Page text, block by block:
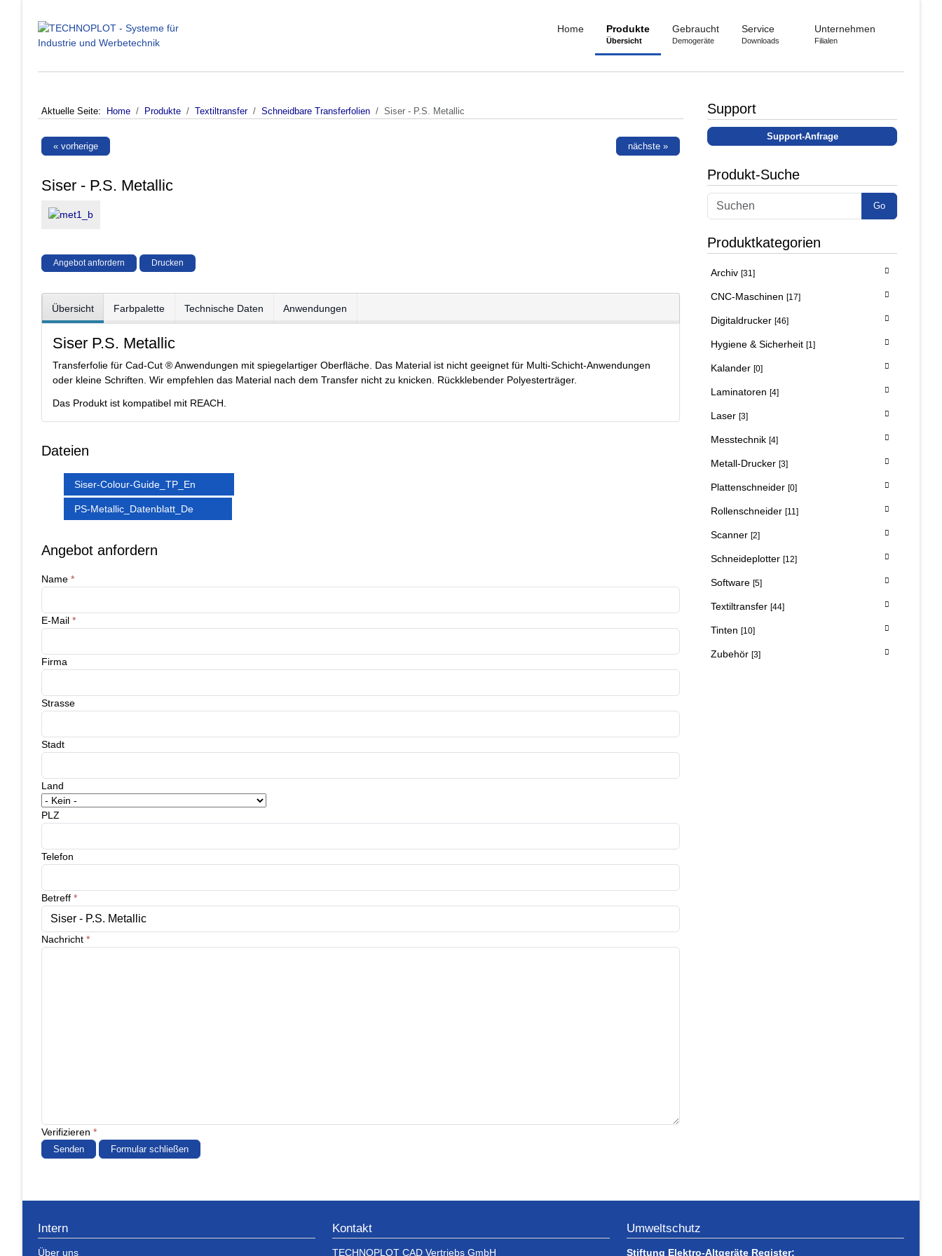
Home Produkte
Übersicht
Gebraucht
Demogeräte
Service
Downloads
Unternehmen
Filialen
Aktuelle Seite: Home Produkte Textiltransfer Schneidbare Transferfolien Siser - P.S. Metallic
« vorherige nächste »
Siser - P.S. Metallic
Angebot anfordern Drucken
Übersicht Farbpalette Technische Daten Anwendungen
Siser P.S. Metallic
Transferfolie für Cad-Cut ® Anwendungen mit spiegelartiger Oberfläche. Das Material ist nicht geeignet für Multi-Schicht-Anwendungen
oder kleine Schriften. Wir empfehlen das Material nach dem Transfer nicht zu knicken. Rückklebender Polyesterträger.
Das Produkt ist kompatibel mit REACH.
Dateien
Siser-Colour-Guide_TP_En
PS-Metallic_Datenblatt_De
Angebot anfordern
Name *
E-Mail *
Firma
Strasse
Stadt
Land
PLZ
Telefon
Betreff *
Nachricht *
Verifizieren *
Senden Formular schließen
Support
Support-Anfrage
Produkt-Suche
Go
Produktkategorien
Archiv [31]
CNC-Maschinen [17]
Digitaldrucker [46]
Hygiene & Sicherheit [1]
Kalander [0]
Laminatoren [4]
Laser [3]
Messtechnik [4]
Metall-Drucker [3]
Plattenschneider [0]
Rollenschneider [11]
Scanner [2]
Schneideplotter [12]
Software [5]
Textiltransfer [44]
Tinten [10]
Zubehör [3]
Intern
Über uns
Kontakt
TECHNOPLOT CAD Vertriebs GmbH
Umweltschutz
Stiftung Elektro-Altgeräte Register: